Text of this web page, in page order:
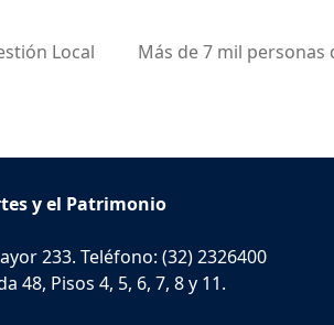
Local
Más de 7 mil
y el Patrimonio
233. Teléfono: (32) 2326400
48, Pisos 4, 5, 6, 7, 8 y 11.